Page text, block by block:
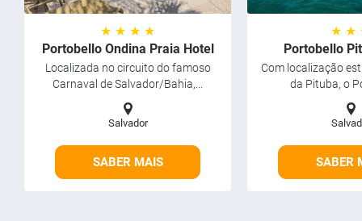
★ ★ ★ ★
Portobello Ondina Praia Hotel
Localizada no circuito do famoso
Carnaval de Salvador/Bahia,...
Salvador
SABER MAIS
★ ★
Portobello
Com localização
da Pituba, o
SABER